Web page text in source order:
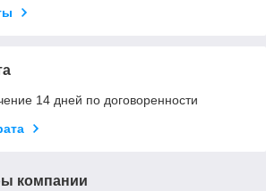
14 дней по договоренности
компании